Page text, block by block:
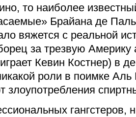
то наиболее
Брайана де
вяжется с реальной
за трезвую Америку
Кевин Костнер) в
роли в поимке
злоупотребления
гангстеров,